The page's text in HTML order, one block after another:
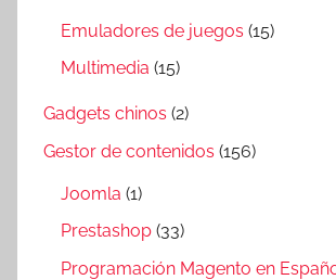
Emuladores de juegos (15)
Multimedia (15)
Gadgets chinos (2)
Gestor de contenidos (156)
Joomla (1)
Prestashop (33)
Programación Magento en